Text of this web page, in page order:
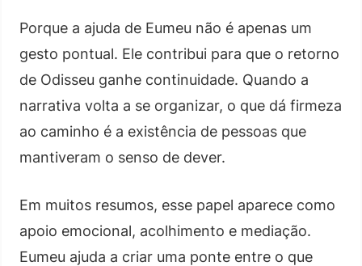
Porque a ajuda de Eumeu não é apenas um
gesto pontual. Ele contribui para que o retorno
de Odisseu ganhe continuidade. Quando a
narrativa volta a se organizar, o que dá firmeza
ao caminho é a existência de pessoas que
mantiveram o senso de dever.
Em muitos resumos, esse papel aparece como
apoio emocional, acolhimento e mediação.
Eumeu ajuda a criar uma ponte entre o que